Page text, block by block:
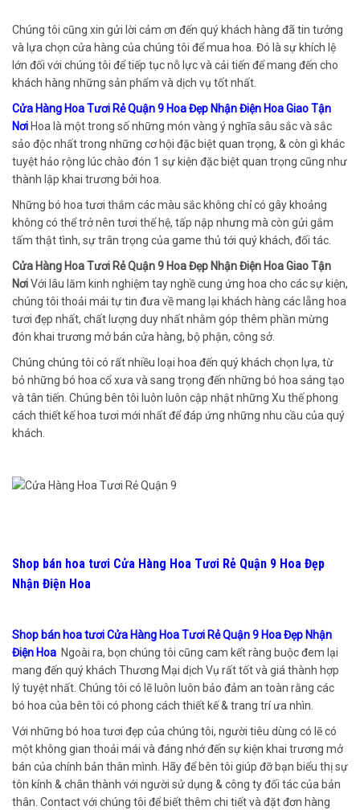
Chúng tôi cũng xin gửi lời cảm ơn đến quý khách hàng đã tin tưởng
và lựa chọn cửa hàng của chúng tôi để mua hoa. Đó là sự khích lệ
lớn đối với chúng tôi để tiếp tục nỗ lực và cải tiến để mang đến cho
khách hàng những sản phẩm và dịch vụ tốt nhất.
Cửa Hàng Hoa Tươi Rẻ Quận 9 Hoa Đẹp Nhận Điện Hoa Giao Tận
Nơi Hoa là một trong số những món vàng ý nghĩa sâu sắc và sắc
sảo độc nhất trong những cơ hội đặc biệt quan trọng, & còn gì khác
tuyệt hảo rộng lúc chào đón 1 sự kiện đặc biệt quan trọng cũng như
thành lập khai trương bởi hoa.
Những bó hoa tươi thắm các màu sắc không chỉ có gây khoảng
không có thể trở nên tươi thế hệ, tấp nập nhưng mà còn gửi gắm
tấm thật tình, sự trân trọng của game thủ tới quý khách, đối tác.
Cửa Hàng Hoa Tươi Rẻ Quận 9 Hoa Đẹp Nhận Điện Hoa Giao Tận
NơiVới lâu lăm kinh nghiệm tay nghề cung ứng hoa cho các sự kiện,
chúng tôi thoải mái tự tin đưa về mang lại khách hàng các lẵng hoa
tươi đẹp nhất, chất lượng duy nhất nhằm góp thêm phần mừng
đón khai trương mở bán cửa hàng, bộ phận, công sở.
Chúng chúng tôi có rất nhiều loại hoa đến quý khách chọn lựa, từ
bỏ những bó hoa cổ xưa và sang trọng đến những bó hoa sáng tạo
và tân tiến. Chúng bên tôi luôn luôn cập nhật những Xu thế phong
cách thiết kế hoa tươi mới nhất để đáp ứng những nhu cầu của quý
khách.
Shop bán hoa tươi Cửa Hàng Hoa Tươi Rẻ Quận 9 Hoa Đẹp
Nhận Điện Hoa
Shop bán hoa tươi Cửa Hàng Hoa Tươi Rẻ Quận 9 Hoa Đẹp Nhận
Điện Hoa Ngoài ra, bọn chúng tôi cũng cam kết ràng buộc đem lại
mang đến quý khách Thương Mại dịch Vụ rất tốt và giá thành hợp
lý tuyệt nhất. Chúng tôi có lẽ luôn luôn bảo đảm an toàn rằng các
bó hoa của bên tôi có phong cách thiết kế & trang trí ưa nhìn.
Với những bó hoa tươi đẹp của chúng tôi, người tiêu dùng có lẽ có
một không gian thoải mái và đáng nhớ đến sự kiện khai trương mở
bán của chính bản thân mình. Hãy để bên tôi giúp đỡ bạn biểu thị sự
tôn kính & chân thành với người sử dụng & công ty đối tác của bản
thân. Contact với chúng tôi để biết thêm chi tiết và đặt đơn hàng